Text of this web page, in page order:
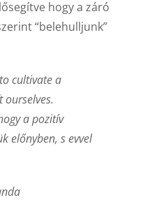
hogy a záró
“belehulljunk”
cultivate a
a pozitív
előnyben, s evvel